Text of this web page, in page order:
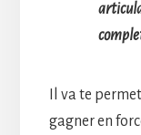
Il va te
gagner en